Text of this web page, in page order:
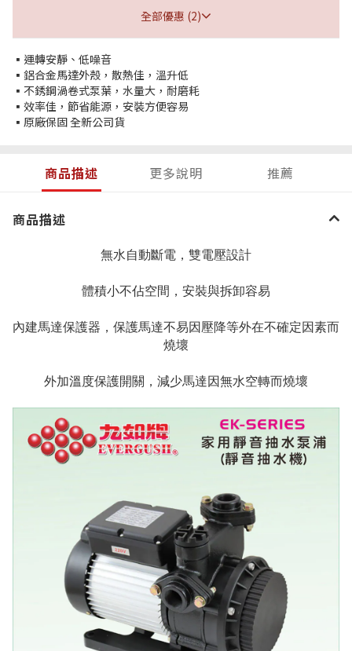
全部優惠 (2)
▪運轉安靜、低噪音
▪鋁合金馬達外殼，散熱佳，溫升低
▪不銹鋼渦卷式泵葉，水量大，耐磨耗
▪效率佳，節省能源，安裝方便容易
▪原廠保固 全新公司貨
商品描述 更多說明 推薦
商品描述
無水自動斷電，雙電壓設計
體積小不佔空間，安裝與拆卸容易
內建馬達保護器，保護馬達不易因壓降等外在不確定因素而
燒壞
外加溫度保護開關，減少馬達因無水空轉而燒壞